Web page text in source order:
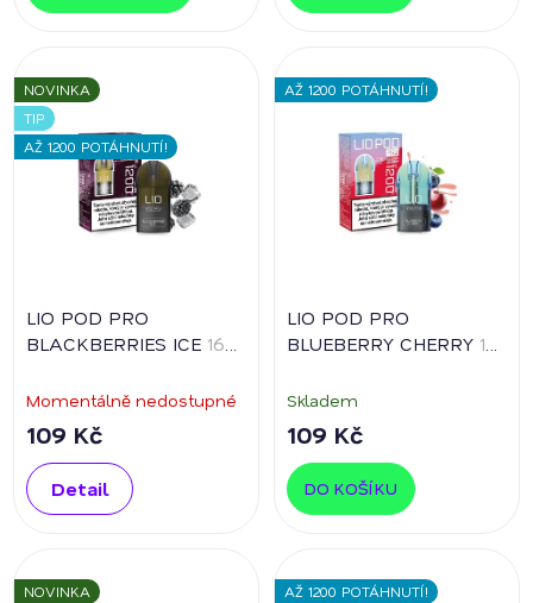
NOVINKA
TIP
AŽ 1200 POTÁHNUTÍ!
LIO POD PRO
BLACKBERRIES ICE 16
Momentálně nedostupné
109 Kč
Detail
AŽ 1200 POTÁHNUTÍ!
LIO POD PRO
BLUEBERRY CHERRY 16
Skladem
109 Kč
DO KOŠÍKU
NOVINKA AŽ 1200 POTÁHNUTÍ!